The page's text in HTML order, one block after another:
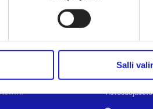
Salli
TULE